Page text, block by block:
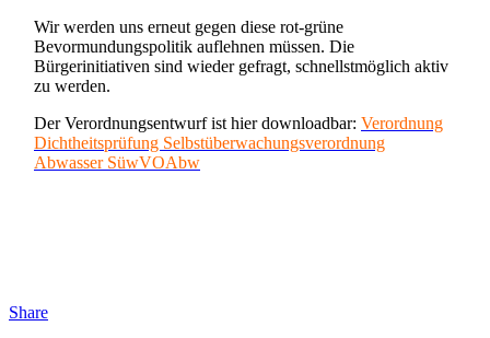
Wir werden uns erneut gegen diese rot-grüne
Bevormundungspolitik auflehnen müssen. Die
Bürgerinitiativen sind wieder gefragt, schnellstmöglich aktiv
zu werden.
Der Verordnungsentwurf ist hier downloadbar: Verordnung
Dichtheitsprüfung Selbstüberwachungsverordnung
Abwasser SüwVOAbw
Share